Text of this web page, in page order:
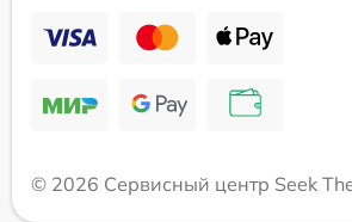
© 2026 Сервисный центр Seek